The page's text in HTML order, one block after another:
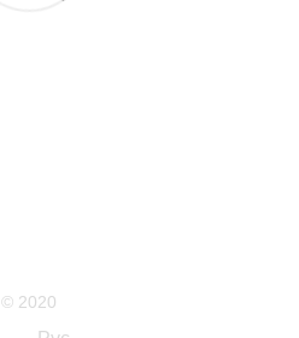
© 2020